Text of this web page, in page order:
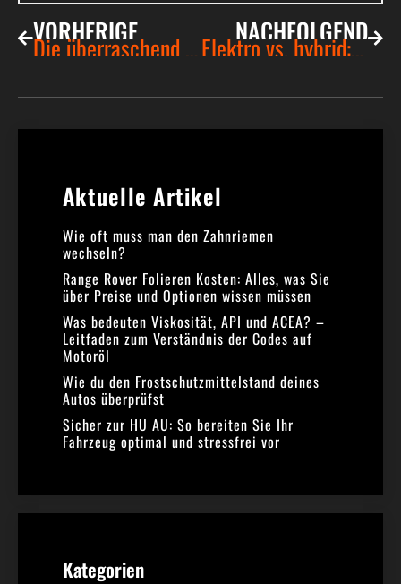
VORHERIGE Die überraschend effizientesten Hybridautos: Welche Modelle überzeugen wirklich? NACHFOLGEND
Elektro vs. hybrid: was treibt die zukunft des autofahrens wirklich an?
Aktuelle Artikel​
Wie oft muss man den Zahnriemen
wechseln?
Range Rover Folieren Kosten: Alles, was Sie
über Preise und Optionen wissen müssen
Was bedeuten Viskosität, API und ACEA? –
Leitfaden zum Verständnis der Codes auf
Motoröl
Wie du den Frostschutzmittelstand deines
Autos überprüfst
Sicher zur HU AU: So bereiten Sie Ihr
Fahrzeug optimal und stressfrei vor
Kategorien